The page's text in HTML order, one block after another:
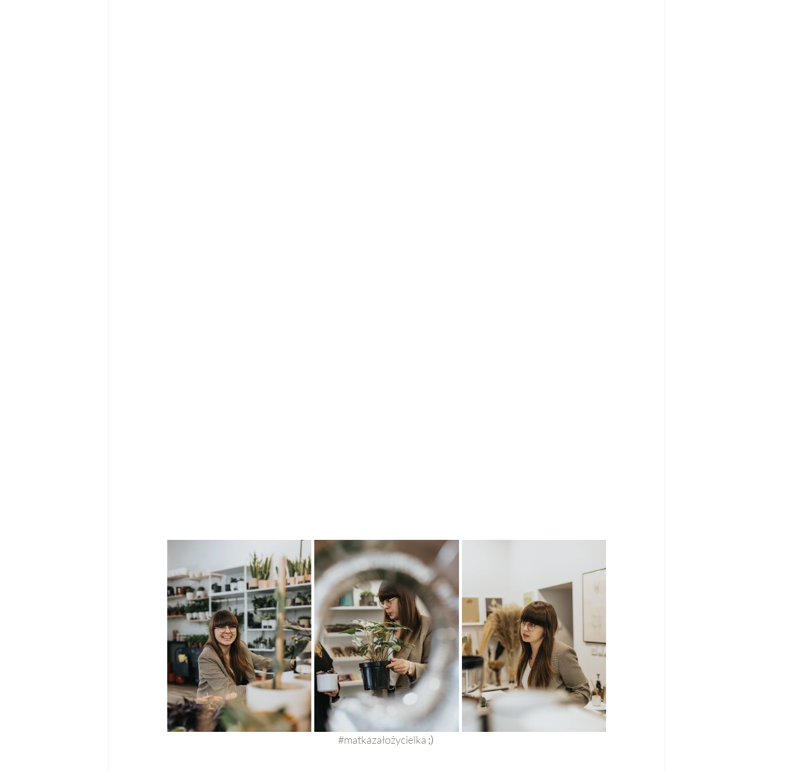
#matkazałożycielka ;)